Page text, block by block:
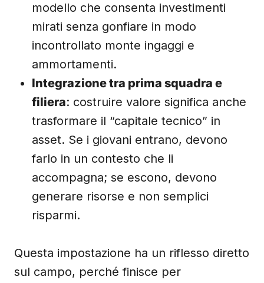
modello che consenta investimenti
mirati senza gonfiare in modo
incontrollato monte ingaggi e
ammortamenti.
Integrazione tra prima squadra e
filiera: costruire valore significa anche
trasformare il “capitale tecnico” in
asset. Se i giovani entrano, devono
farlo in un contesto che li
accompagna; se escono, devono
generare risorse e non semplici
risparmi.
Questa impostazione ha un riflesso diretto
sul campo, perché finisce per